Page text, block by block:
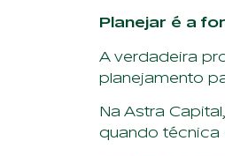
Planejar é a
A verdadeira
planejamento
Na Astra
quando técnica